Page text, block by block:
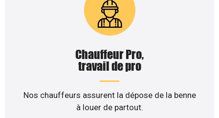
Chauffeur Pro,
travail de pro
Nos chauffeurs assurent la dépose de la benne
à louer de partout.